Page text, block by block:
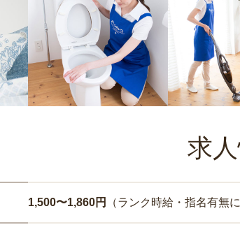
求
1,500〜1,860円 （ランク時給・指名有無